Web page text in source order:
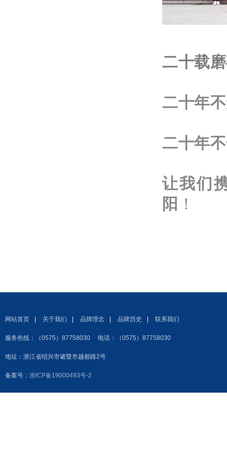
二十载
二十年
二十年
让我们
阳 ！
网站首页 关于我们 品牌理念 品牌历史 联系我们
服务热线：（0575）87758030 电话：（0575）87758030
地址：浙江省绍兴市诸暨市越都路2号
备案号： 浙ICP备19000493号-2